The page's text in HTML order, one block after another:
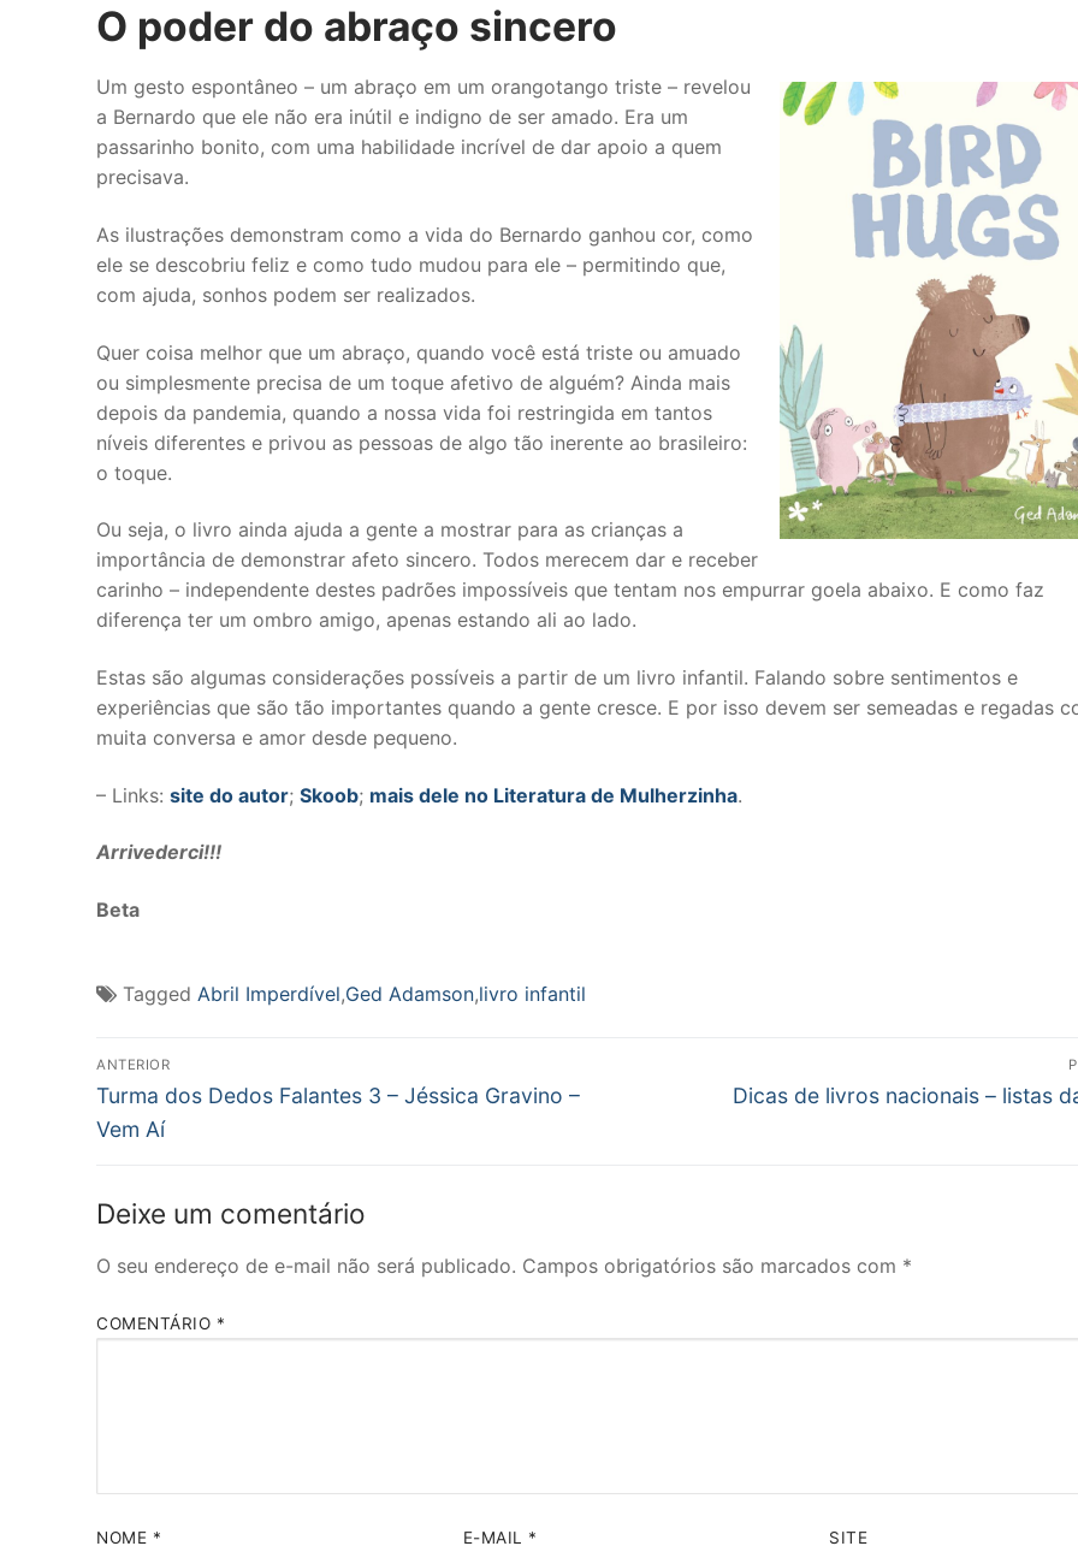
O poder do abraço sincero
Um gesto espontâneo – um abraço em um orangotango triste – revelou
a Bernardo que ele não era inútil e indigno de ser amado. Era um
passarinho bonito, com uma habilidade incrível de dar apoio a quem
precisava.
As ilustrações demonstram como a vida do Bernardo ganhou cor, como
ele se descobriu feliz e como tudo mudou para ele – permitindo que,
com ajuda, sonhos podem ser realizados.
Quer coisa melhor que um abraço, quando você está triste ou amuado
ou simplesmente precisa de um toque afetivo de alguém? Ainda mais
depois da pandemia, quando a nossa vida foi restringida em tantos
níveis diferentes e privou as pessoas de algo tão inerente ao brasileiro:
o toque.
Ou seja, o livro ainda ajuda a gente a mostrar para as crianças a
importância de demonstrar afeto sincero. Todos merecem dar e receber
carinho – independente destes padrões impossíveis que tentam nos empurrar goela abaixo. E como faz
diferença ter um ombro amigo, apenas estando ali ao lado.
Estas são algumas considerações possíveis a partir de um livro infantil. Falando sobre sentimentos e
experiências que são tão importantes quando a gente cresce. E por isso devem ser semeadas e regadas
muita conversa e amor desde pequeno.
– Links: site do autor; Skoob; mais dele no Literatura de Mulherzinha.
Arrivederci!!!
Beta
Tagged Abril Imperdível,Ged Adamson,livro infantil
Navegação
de
Post
ANTERIOR
Post
anterior:
Turma dos Dedos Falantes 3 – Jéssica Gravino –
Vem Aí
Próximo
Dicas de livros nacionais – listas
Deixe um comentário
O seu endereço de e-mail não será publicado. Campos obrigatórios são marcados com *
COMENTÁRIO *
NOME * E-MAIL * SITE